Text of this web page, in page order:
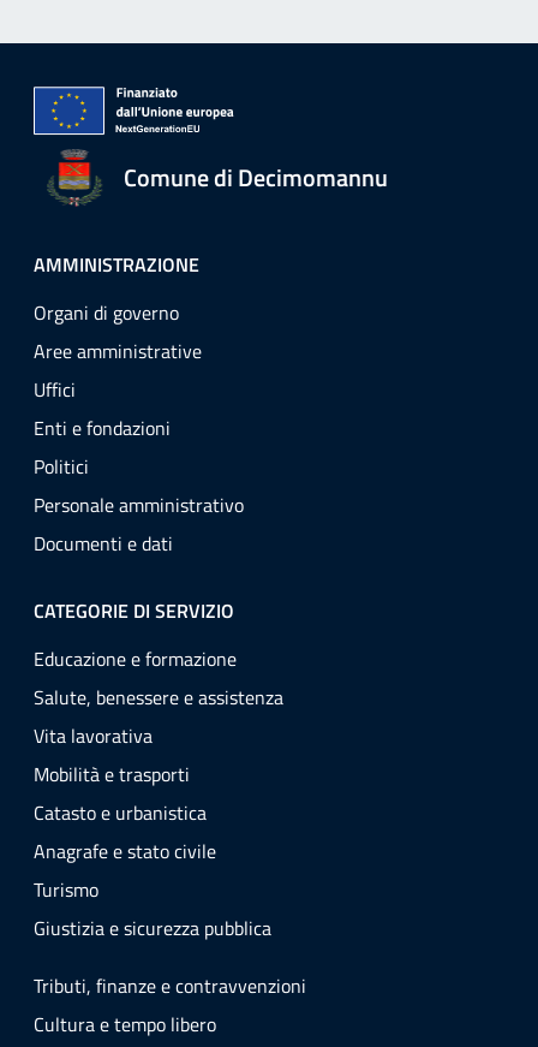
Comune di Decimomannu
AMMINISTRAZIONE
Organi di governo
Aree amministrative
Uffici
Enti e fondazioni
Politici
Personale amministrativo
Documenti e dati
CATEGORIE DI SERVIZIO
Educazione e formazione
Salute, benessere e assistenza
Vita lavorativa
Mobilità e trasporti
Catasto e urbanistica
Anagrafe e stato civile
Turismo
Giustizia e sicurezza pubblica
Tributi, finanze e contravvenzioni
Cultura e tempo libero